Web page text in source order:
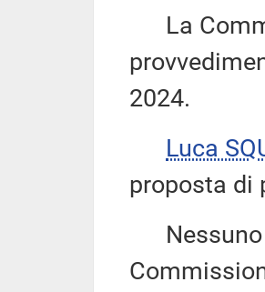
La
2024.
Luca
proposta di
Nessuno